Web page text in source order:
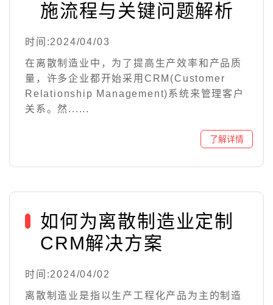
施流程与关键问题解析
时间:2024/04/03
在离散制造业中，为了提高生产效率和产品质
量，许多企业都开始采用CRM(Customer
Relationship Management)系统来管理客户
关系。然......
如何为离散制造业定制
CRM解决方案
时间:2024/04/02
离散制造业是指以生产工程化产品为主的制造